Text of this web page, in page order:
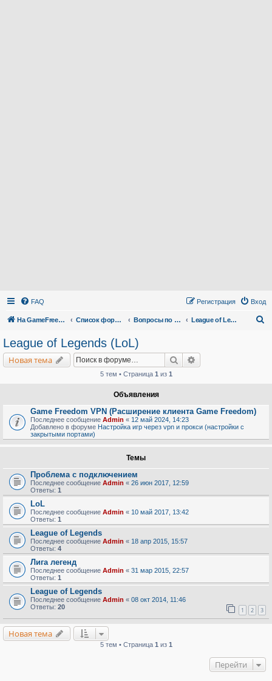
FAQ Вход
Регистрация
На GameFreedom.ru Список форумов Вопросы по сервису League of Legends (LoL)
League of Legends (LoL)
Новая тема Поиск
5 тем • Страница 1 из 1
Объявления
Game Freedom VPN (Расширение клиента Game Freedom)
Последнее сообщение Admin « 12 май 2024, 14:23
Добавлено в форуме Настройка игр через vpn и прокси (настройки с
закрытыми портами)
Темы
Проблема с подключением
Последнее сообщение Admin « 26 июн 2017, 12:59
Ответы: 1
LoL
Последнее сообщение Admin « 10 май 2017, 13:42
Ответы: 1
League of Legends
Последнее сообщение Admin « 18 апр 2015, 15:57
Ответы: 4
Лига легенд
Последнее сообщение Admin « 31 мар 2015, 22:57
Ответы: 1
League of Legends
Последнее сообщение Admin « 08 окт 2014, 11:46
Ответы: 20 1 2 3
Новая тема
5 тем • Страница 1 из 1
Перейти